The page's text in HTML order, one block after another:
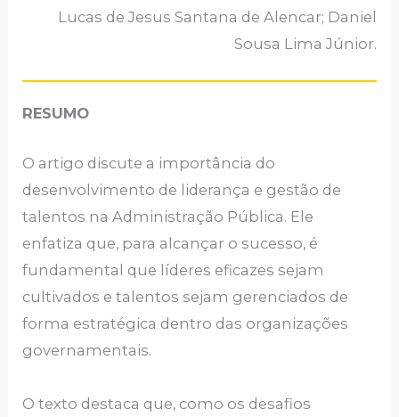
Lucas de Jesus Santana de Alencar; Daniel
Sousa Lima Júnior.
RESUMO
O artigo discute a importância do
desenvolvimento de liderança e gestão de
talentos na Administração Pública. Ele
enfatiza que, para alcançar o sucesso, é
fundamental que líderes eficazes sejam
cultivados e talentos sejam gerenciados de
forma estratégica dentro das organizações
governamentais.
O texto destaca que, como os desafios